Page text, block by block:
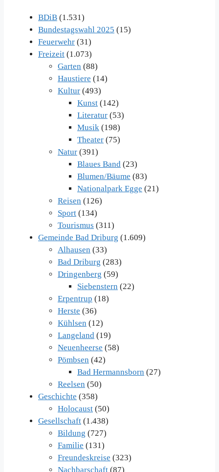
BDiB (1.531)
Bundestagswahl 2025 (15)
Feuerwehr (31)
Freizeit (1.073)
Garten (88)
Haustiere (14)
Kultur (493)
Kunst (142)
Literatur (53)
Musik (198)
Theater (75)
Natur (391)
Blaues Band (23)
Blumen/Bäume (83)
Nationalpark Egge (21)
Reisen (126)
Sport (134)
Tourismus (311)
Gemeinde Bad Driburg (1.609)
Alhausen (33)
Bad Driburg (283)
Dringenberg (59)
Siebenstern (22)
Erpentrup (18)
Herste (36)
Kühlsen (12)
Langeland (19)
Neuenheerse (58)
Pömbsen (42)
Bad Hermannsborn (27)
Reelsen (50)
Geschichte (358)
Holocaust (50)
Gesellschaft (1.438)
Bildung (727)
Familie (131)
Freundeskreise (323)
Nachbarschaft (87)